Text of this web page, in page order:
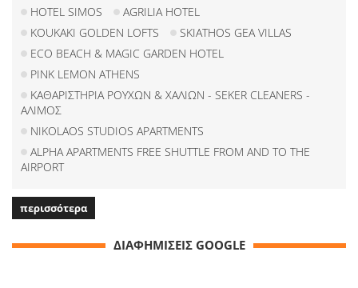
HOTEL SIMOS
AGRILIA HOTEL
KOUKAKI GOLDEN LOFTS
SKIATHOS GEA VILLAS
ECO BEACH & MAGIC GARDEN HOTEL
PINK LEMON ATHENS
ΚΑΘΑΡΙΣΤΗΡΙΑ ΡΟΥΧΩΝ & ΧΑΛΙΩΝ - SEKER CLEANERS -
ΑΛΙΜΟΣ
NIKOLAOS STUDIOS APARTMENTS
ALPHA APARTMENTS FREE SHUTTLE FROM AND TO THE
AIRPORT
περισσότερα
ΔΙΑΦΗΜΙΣΕΙΣ GOOGLE